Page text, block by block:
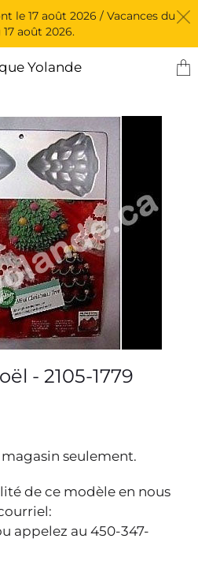
le 17 août 2026 / Vacances du
17 août 2026.
Yolande
- 2105-1779
magasin seulement.
de ce modèle en nous
appelez au 450-347-